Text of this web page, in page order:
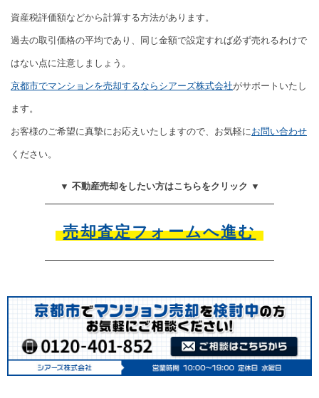
資産税評価額などから計算する方法があります。
過去の取引価格の平均であり、同じ金額で設定すれば必ず売れるわけで
はない点に注意しましょう。
京都市でマンションを売却するならシアーズ株式会社がサポートいたし
ます。
お客様のご希望に真摯にお応えいたしますので、お気軽に お問い合わせ
ください。
▼ 不動産売却をしたい方はこちらをクリック ▼
売却査定フォームへ進む